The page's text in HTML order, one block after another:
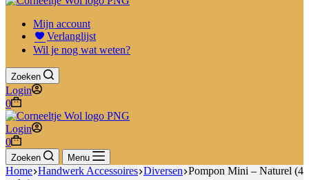
Mijn account
Verlanglijst
Wil je nog wat weten?
Zoeken
Login
Winkelwagen
0
Login
Winkelwagen
0
Zoeken Menu
Home Handwerk Accessoires Diversen Pompon Mini – Naturel (4